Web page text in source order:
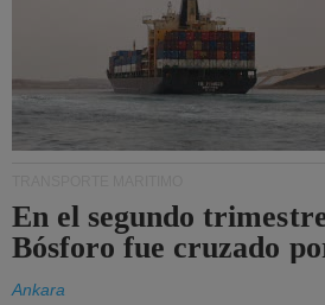
En el segundo
Bósforo fue cruzado
Ankara